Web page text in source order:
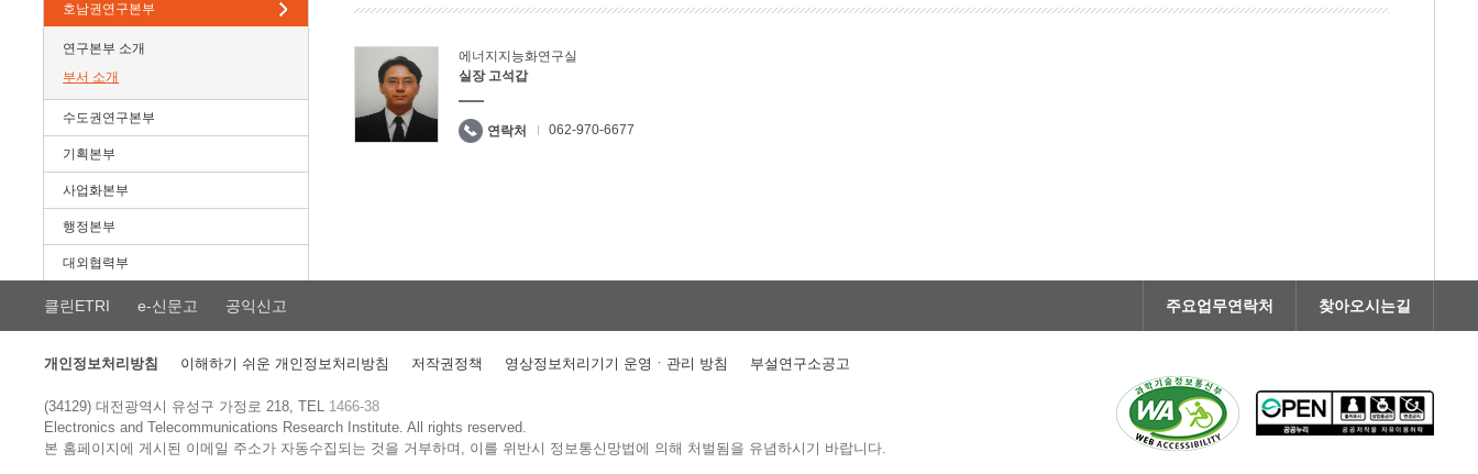
호남권연구본부
연구본부 소개
부서 소개
수도권연구본부
기획본부
사업화본부
행정본부
대외협력부
에너지지능화연구실
실장 고석갑
연락처 062-970-6677
클린ETRI e-신문고 공익신고 주요업무연락처 찾아오시는길
개인정보처리방침 이해하기 쉬운 개인정보처리방침 저작권정책 영상정보처리기기 운영ㆍ관리 방침 부설연구소공고
(34129) 대전광역시 유성구 가정로 218, TEL 1466-38
Electronics and Telecommunications Research Institute.All rights reserved.
본 홈페이지에 게시된 이메일 주소가 자동수집되는 것을 거부하며, 이를 위반시 정보통신망법에 의해 처벌됨을 유념하시기 바랍니다.